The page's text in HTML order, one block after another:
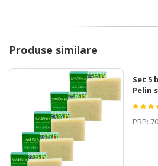
Produse similare
Set 5
Pelin
PRP: